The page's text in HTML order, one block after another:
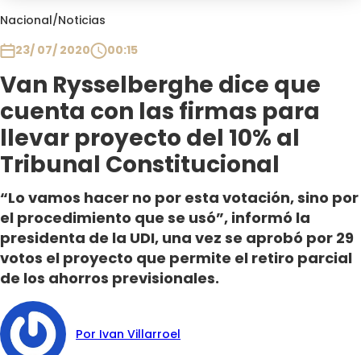
Nacional/Noticias
23/ 07/ 2020
00:15
Van Rysselberghe dice que
cuenta con las firmas para
llevar proyecto del 10% al
Tribunal Constitucional
“Lo vamos hacer no por esta votación, sino por
el procedimiento que se usó”, informó la
presidenta de la UDI, una vez se aprobó por 29
votos el proyecto que permite el retiro parcial
de los ahorros previsionales.
Por Ivan Villarroel
Club De La Comedia
Plan Perfecto
El Tiempo
Sabingo
Todos Los Programas